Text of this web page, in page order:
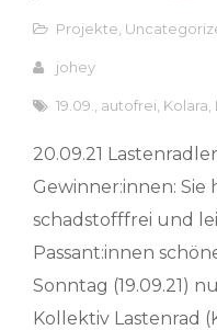
Projekte
johey
19.09. autofrei Kolara
20.09.21
Gewinner:innen: Sie
schadstofffrei und
Passant:innen
Sonntag (19.09.21)
Kollektiv Lastenrad